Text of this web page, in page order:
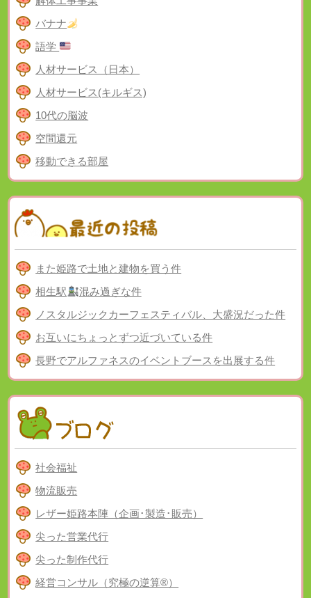
バナナ
語学
人材サービス（日本）
人材サービス(キルギス)
10代の脳波
空間還元
移動できる部屋
また姫路で土地と建物を買う件
相生駅
混み過ぎな件
ノスタルジックカーフェスティバル、大盛況だった件
お互いにちょっとずつ近づいている件
長野でアルファネスのイベントブースを出展する件
社会福祉
物流販売
レザー姫路本陣（企画･製造･販売）
尖った営業代行
尖った制作代行
経営コンサル（究極の逆算®）